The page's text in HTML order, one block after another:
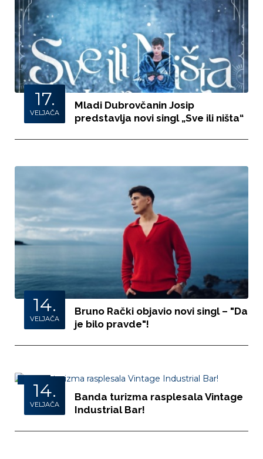
17.
VELJAČA
Mladi Dubrovčanin Josip
predstavlja novi singl „Sve ili ništa“
14.
VELJAČA
Bruno Rački objavio novi singl – "Da
je bilo pravde"!
14.
VELJAČA
Banda turizma rasplesala Vintage
Industrial Bar!